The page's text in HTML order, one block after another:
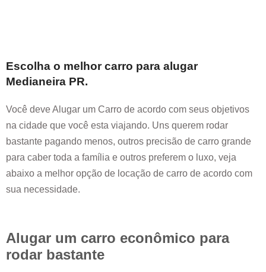
Escolha o melhor carro para alugar
Medianeira PR.
Você deve Alugar um Carro de acordo com seus objetivos
na cidade que você esta viajando. Uns querem rodar
bastante pagando menos, outros precisão de carro grande
para caber toda a família e outros preferem o luxo, veja
abaixo a melhor opção de locação de carro de acordo com
sua necessidade.
Alugar um carro econômico para
rodar bastante